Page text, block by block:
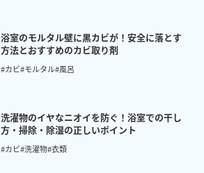
浴室のモルタル壁に黒カビが！安全に落とす
方法とおすすめのカビ取り剤
#カビ#モルタル#風呂
洗濯物のイヤなニオイを防ぐ！浴室での干し
方・掃除・除湿の正しいポイント
#カビ#洗濯物#衣類